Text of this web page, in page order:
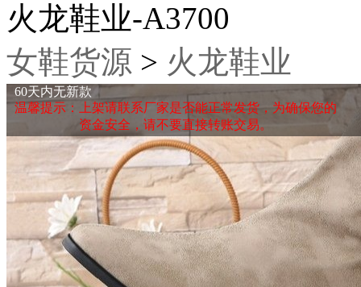
火龙鞋业-A3700
女鞋货源 > 火龙鞋业
60天内无新款
温馨提示：上架请联系厂家是否能正常发货，为确保您的
资金安全，请不要直接转账交易。